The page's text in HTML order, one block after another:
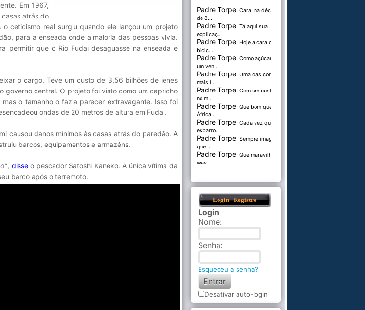
Em 1967,
atrás do
ceticismo real surgiu quando ele lançou um projeto
para a enseada onde a maioria das pessoas vivia.
permitir que o Rio Fudai desaguasse na enseada e
o cargo. Teve um custo de 3,56 bilhões de ienes
governo central. O projeto foi visto como um capricho
o tamanho o fazia parecer extravagante. Isso foi
ondas de 20 metros de altura em Fudai.
causou danos mínimos às casas atrás do paredão. A
barcos, equipamentos e armazéns.
, disseo pescador Satoshi Kaneko. A única vítima da
barco após o terremoto.
Padre Torpe: Cara, na década
de 8...
Padre Torpe: Tá aqui sua
explicaç...
Padre Torpe: Hoje a cara de
bicic...
Padre Torpe: Como açúcar é
um ven...
Padre Torpe: Uma das cores
mais l...
Padre Torpe: Com um custo de
no m...
Padre Torpe: Que bom que a
África...
Padre Torpe: Cada vez que
esbarro...
Padre Torpe: Sempre imaginei
que ...
Padre Torpe: Que maravilha de
wav...
Login Registro
Login
Nome:
Senha:
Esqueceu a senha?
Desativar auto-login